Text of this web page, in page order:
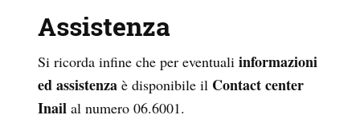
Assistenza
Si ricorda infine che per eventuali informazioni
ed assistenza è disponibile il Contact center
Inail al numero 06.6001.